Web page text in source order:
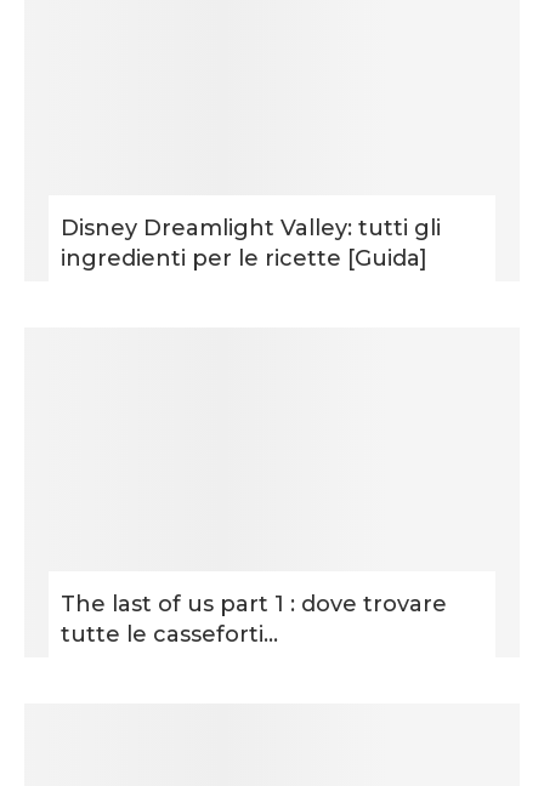
Disney Dreamlight Valley: tutti gli
ingredienti per le ricette [Guida]
The last of us part 1 : dove trovare
tutte le casseforti...